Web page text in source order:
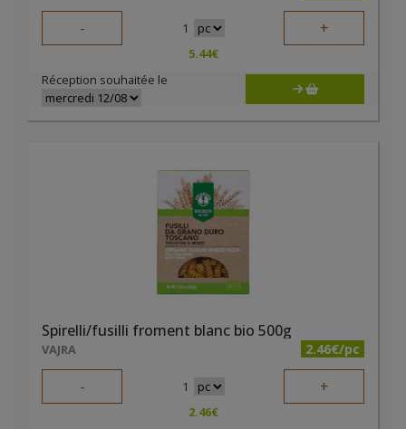
- 1 +
5.44€
Réception souhaitée le
Spirelli/fusilli froment blanc bio 500g
VAJRA 2.46€/pc
- 1 +
2.46€